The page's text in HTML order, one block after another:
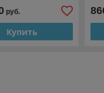
руб.
Купить